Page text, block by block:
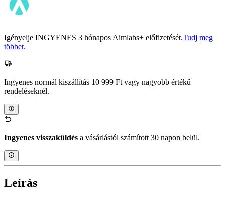
Igényelje INGYENES 3 hónapos Aimlabs+ előfizetését.Tudj meg
többet.
Ingyenes normál kiszállítás 10 999 Ft vagy nagyobb értékű
rendeléseknél.
Ingyenes visszaküldés a vásárlástól számított 30 napon belül.
Leírás